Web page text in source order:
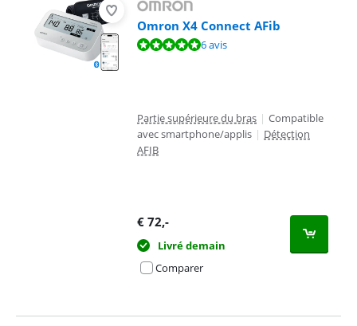
Omron X4 Connect AFib
La note est de 9,5 sur 10, basée sur 6 avis.6 avis
Partie supérieure du bras | Compatible
avec smartphone/applis | Détection
AFIB
€ 72,-
Livré demain
Comparer